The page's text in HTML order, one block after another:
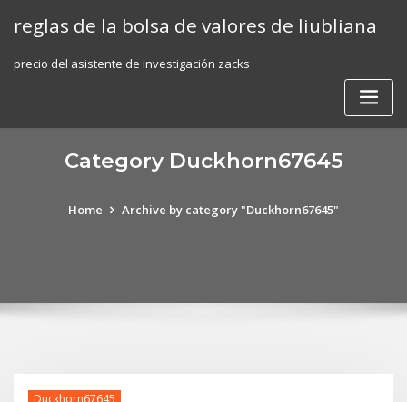
reglas de la bolsa de valores de liubliana
precio del asistente de investigación zacks
Category Duckhorn67645
Home Archive by category "Duckhorn67645"
Duckhorn67645